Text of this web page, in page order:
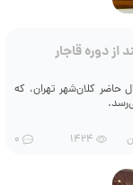
از دوره قاجار
بیگم عمارتی بسیار باشکوه در منطقه‌ی 12 حال حاضر کلان‌شهر تهران، که
1424
0